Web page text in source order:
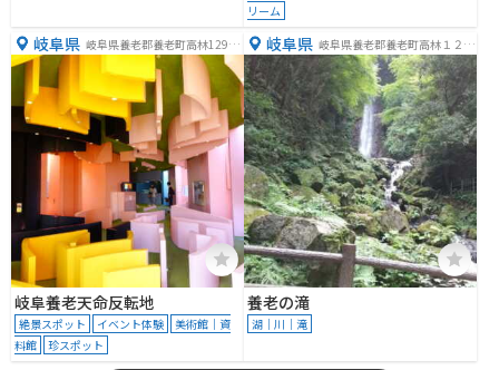
リーム
岐阜県 岐阜県養老郡養老町高林1298ｰ
岐阜養老天命反転地
絶景スポット イベント体験
美術館｜資
料館
珍スポット
岐阜県 岐阜県養老郡養老町高林１２９
８−２
養老の滝
湖｜川｜滝